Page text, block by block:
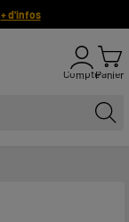
+ d'infos
ComptePanier